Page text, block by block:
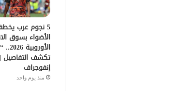
5 نجوم عرب
الأضواء بسوق
تكشف التفاصيل |
إنفوجراف
منذ يوم واحد